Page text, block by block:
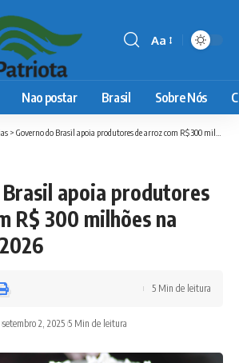
Font
Aa
Nao postar Brasil Sobre Nós
> Governo do Brasil apoia produtores de arroz com R$ 300 milhões na Safra 2025/2026
apoia produtores
R$ 300 milhões na
setembro 2, 2025 5 Min de leitura
5 Min de leitura